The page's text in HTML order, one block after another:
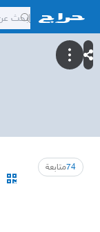
74متابعة